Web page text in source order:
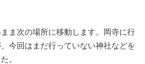
ま次の場所に移動します。岡寺に行
今回はまだ行っていない神社などを
。